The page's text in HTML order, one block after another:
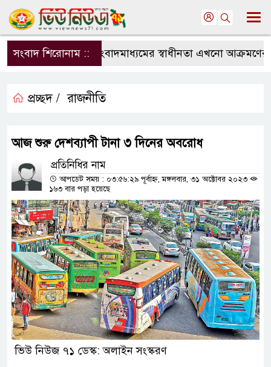
সংবাদ শিরোনাম ::সংবাদমাধ্যমের স্বাধীনতা এখনো আক্রমণের
প্রচ্ছদ / রাজনীতি
আজ শুরু দেশব্যাপী টানা ৩ দিনের অবরোধ
প্রতিনিধির নাম
আপডেট সময় : ০৩:৫৬:২৯ পূর্বাহ্ন, মঙ্গলবার, ৩১ অক্টোবর ২০২৩
১৬৩ বার পড়া হয়েছে
ভিউ নিউজ ৭১ ডেস্ক: অলাইন সংস্করণ